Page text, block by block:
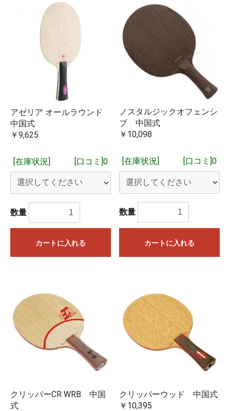
アゼリア オールラウンド
中国式
￥9,625
[在庫状況] [口コミ]0
数量
カートに入れる
ノスタルジックオフェンシ
ブ 中国式
￥10,098
[在庫状況] [口コミ]0
数量
カートに入れる
クリッパーCR WRB 中国
式
クリッパーウッド 中国式
￥10,395
カートへ進む
す。複数個ご購入の場合は在庫がない分が取り寄せとなり、
すべての商品が揃った時点でのご発送となります。実店舗や
他のネット店舗でも在庫を共有しており、在庫有りとなって
いる場合でも在庫切れしていることもございますことをご了
承ください。
※15時までに当社にメーカーから入荷した商品や当社に在庫が
ある商品をご注文いただいた場合は、15時現在当社に在庫が
あれば、基本的に即日ご発送を予定しております。
閉じる